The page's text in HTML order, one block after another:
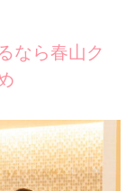
なら春山ク